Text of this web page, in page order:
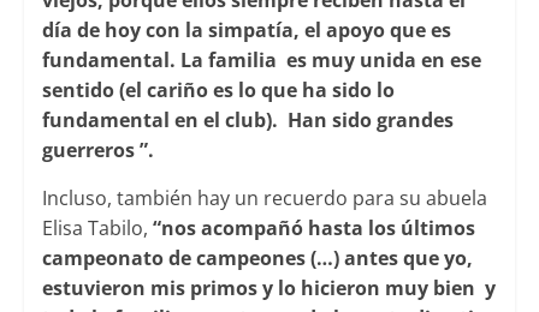
día de hoy con la simpatía, el apoyo que es
fundamental. La familia es muy unida en ese
sentido (el cariño es lo que ha sido lo
fundamental en el club). Han sido grandes
guerreros ”.
Incluso, también hay un recuerdo para su abuela
Elisa Tabilo, “nos acompañó hasta los últimos
campeonato de campeones (…) antes que yo,
estuvieron mis primos y lo hicieron muy bien y